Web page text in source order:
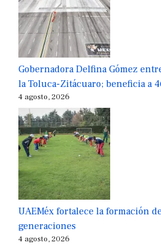
Gobernadora Delfina Gómez
la Toluca-Zitácuaro; beneficia a
4 agosto, 2026
UAEMéx fortalece la formación
generaciones
4 agosto, 2026